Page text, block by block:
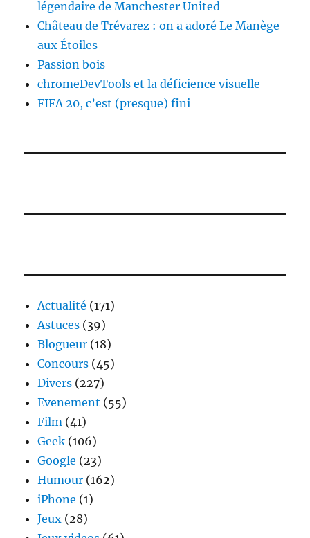
légendaire de Manchester United
Château de Trévarez : on a adoré Le Manège
aux Étoiles
Passion bois
chromeDevTools et la déficience visuelle
FIFA 20, c’est (presque) fini
Actualité (171)
Astuces (39)
Blogueur (18)
Concours (45)
Divers (227)
Evenement (55)
Film (41)
Geek (106)
Google (23)
Humour (162)
iPhone (1)
Jeux (28)